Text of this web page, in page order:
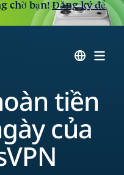
chờ bạn!Đăng ký để
tiền
của